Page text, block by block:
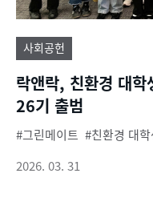
사회공헌
락앤락, 친환경 대학
26기 출범
그린메이트 친환경 대
2026. 03. 31